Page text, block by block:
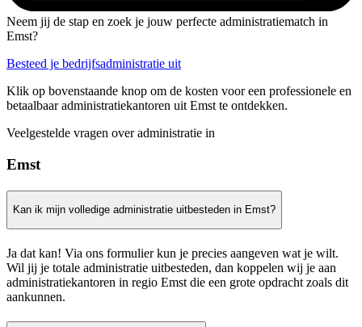
Neem jij de stap en zoek je jouw perfecte administratiematch in
Emst?
Besteed je bedrijfsadministratie uit
Klik op bovenstaande knop om de kosten voor een professionele en
betaalbaar administratiekantoren uit Emst te ontdekken.
Veelgestelde vragen over administratie in
Emst
Kan ik mijn volledige administratie uitbesteden in Emst?
Ja dat kan! Via ons formulier kun je precies aangeven wat je wilt.
Wil jij je totale administratie uitbesteden, dan koppelen wij je aan
administratiekantoren in regio Emst die een grote opdracht zoals dit
aankunnen.